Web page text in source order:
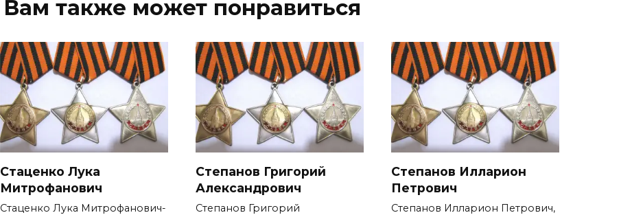
Вам также может понравиться
Стаценко Лука
Митрофанович
Стаценко Лука Митрофанович-
Степанов Григорий
Александро­вич
Степанов Григорий
Степанов Илларион
Петрович
Степанов Илларион Петрович,